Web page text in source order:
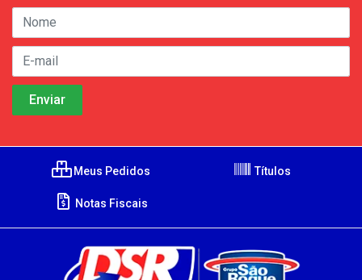
Meus Pedidos Títulos
Notas Fiscais